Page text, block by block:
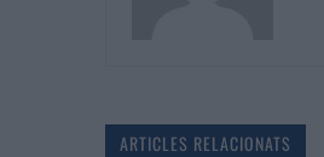
ARTICLES RELACIONATS